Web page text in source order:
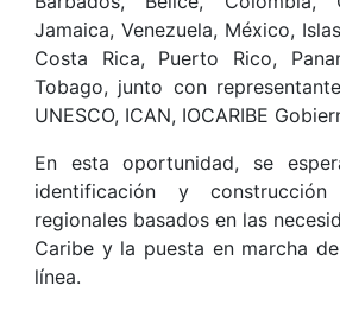
Jamaica, Venezuela, México,
Costa Rica, Puerto Rico,
Tobago, junto con
UNESCO, ICAN, IOCARIBE
En esta oportunidad, se
identificación y
regionales basados en las
Caribe y la puesta en marcha
línea.